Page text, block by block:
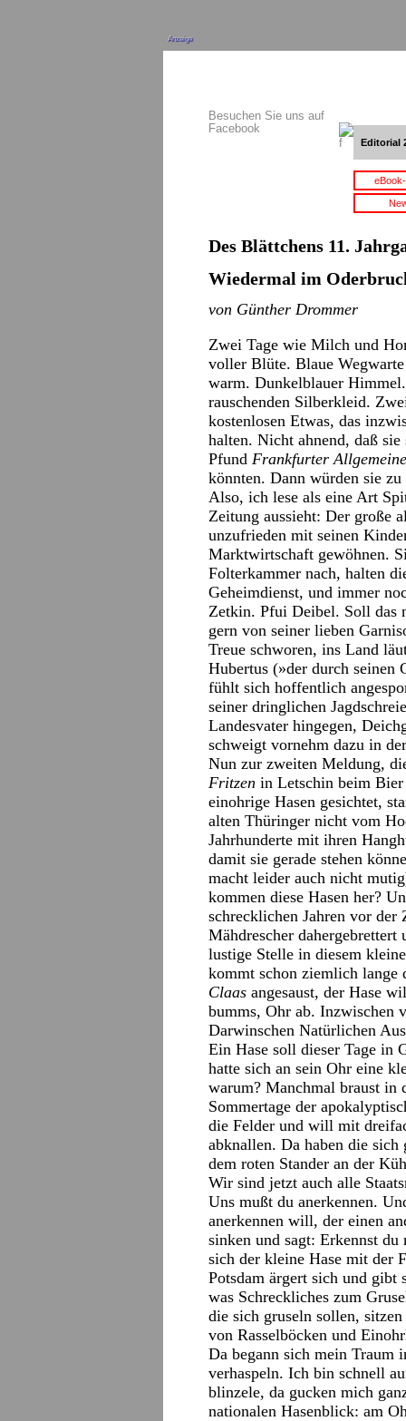
Anzeige
Besuchen Sie uns auf
Facebook
Editorial
Des Blättchens 11.
Wiedermal im
von Günther Drommer
Zwei Tage wie Milch und
voller Blüte. Blaue
warm. Dunkelblauer
rauschenden Silberkleid.
kostenlosen Etwas, das
halten. Nicht ahnend, daß
Pfund Frankfurter Allgemeine
könnten. Dann würden sie
Also, ich lese als eine Art
Zeitung aussieht: Der große
unzufrieden mit seinen
Marktwirtschaft gewöhnen.
Folterkammer nach, halten
Geheimdienst, und immer
Zetkin. Pfui Deibel. Soll das
gern von seiner lieben
Treue schworen, ins Land
Hubertus (»der durch seinen
fühlt sich hoffentlich
seiner dringlichen
Landesvater hingegen,
schweigt vornehm dazu in
Nun zur zweiten Meldung,
Fritzen in Letschin beim
einohrige Hasen gesichtet,
alten Thüringer nicht vom
Jahrhunderte mit ihren
damit sie gerade stehen
macht leider auch nicht
kommen diese Hasen her?
schrecklichen Jahren vor
Mähdrescher
lustige Stelle in diesem
kommt schon ziemlich lange
Claas angesaust, der Hase
bumms, Ohr ab. Inzwischen
Darwinschen Natürlichen
Ein Hase soll dieser Tage in
hatte sich an sein Ohr eine
warum? Manchmal braust in
Sommertage der
die Felder und will mit
abknallen. Da haben die sich
dem roten Stander an der
Wir sind jetzt auch alle
Uns mußt du anerkennen.
anerkennen will, der einen
sinken und sagt: Erkennst
sich der kleine Hase mit der
Potsdam ärgert sich und
was Schreckliches zum
die sich gruseln sollen,
von Rasselböcken und
Da begann sich mein Traum
verhaspeln. Ich bin schnell
blinzele, da gucken mich
nationalen Hasenblick: am